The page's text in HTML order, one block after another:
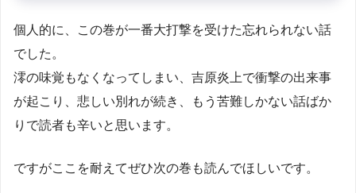
個人的に、この巻が一番大打撃を受けた忘れられない話
でした。
澪の味覚もなくなってしまい、吉原炎上で衝撃の出来事
が起こり、悲しい別れが続き、もう苦難しかない話ばか
りで読者も辛いと思います。
ですがここを耐えてぜひ次の巻も読んでほしいです。